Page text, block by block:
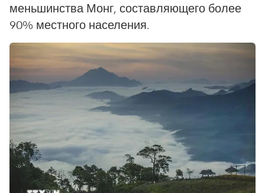
меньшинства Монг, составляющего более
90% местного населения.